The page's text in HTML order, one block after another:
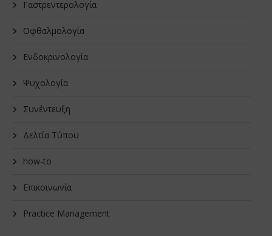
Γαστρεντερολογία
Οφθαλμολογία
Ενδοκρινολογία
Ψυχολογία
Συνέντευξη
Δελτία Τύπου
how-to
Επικοινωνία
Practice Management